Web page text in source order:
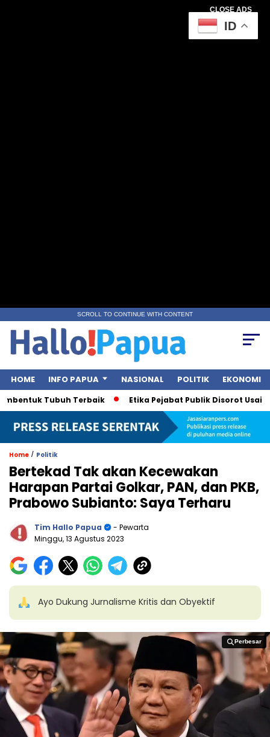
CLOSE ADS
SCROLL TO CONTINUE WITH CONTENT
HOME INFO PAPUA NASIONAL POLITIK EKONOMI
Tubuh Terbaik Etika Pejabat Publik Disorot Usai
Home / Politik
Bertekad Tak akan Kecewakan
Harapan Partai Golkar, PAN, dan PKB,
Prabowo Subianto: Saya Terharu
Tim Hallo Papua
- Pewarta
Minggu, 13 Agustus 2023
Ayo Dukung Jurnalisme Kritis dan Obyektif
Perbesar
Perbesar
ID